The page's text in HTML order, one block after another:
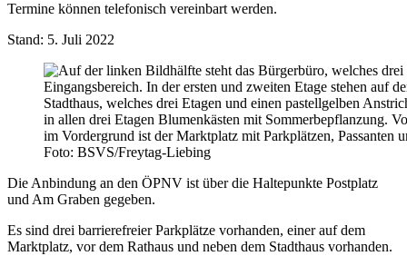
Termine können telefonisch vereinbart werden.
Stand: 5. Juli 2022
Foto: BSVS/Freytag-Liebing
Die Anbindung an den ÖPNV ist über die Haltepunkte Postplatz
und Am Graben gegeben.
Es sind drei barrierefreier Parkplätze vorhanden, einer auf dem
Marktplatz, vor dem Rathaus und neben dem Stadthaus vorhanden.